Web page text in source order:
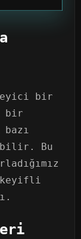
bir
bir
Bu
keyifli